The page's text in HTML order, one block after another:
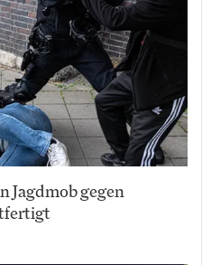
Jagdmob gegen